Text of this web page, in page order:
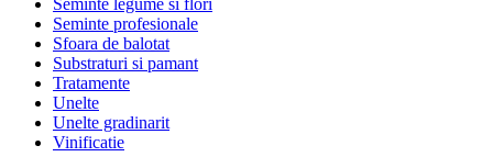
Seminte profesionale
Sfoara de balotat
Substraturi si pamant
Tratamente
Unelte
Unelte gradinarit
Vinificatie